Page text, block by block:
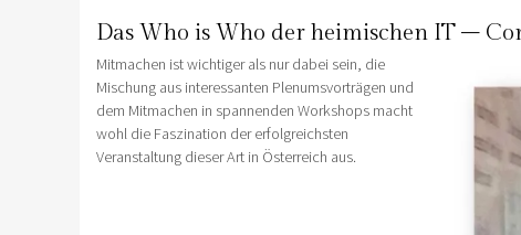
Das Who is Who der heimischen IT –
Mitmachen ist wichtiger als nur dabei sein, die
Mischung aus interessanten Plenumsvorträgen und
dem Mitmachen in spannenden Workshops macht
wohl die Faszination der erfolgreichsten
Veranstaltung dieser Art in Österreich aus.